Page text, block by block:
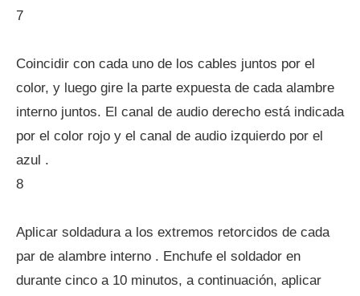
7
Coincidir con cada uno de los cables juntos por el
color, y luego gire la parte expuesta de cada alambre
interno juntos. El canal de audio derecho está indicada
por el color rojo y el canal de audio izquierdo por el
azul .
8
Aplicar soldadura a los extremos retorcidos de cada
par de alambre interno . Enchufe el soldador en
durante cinco a 10 minutos, a continuación, aplicar